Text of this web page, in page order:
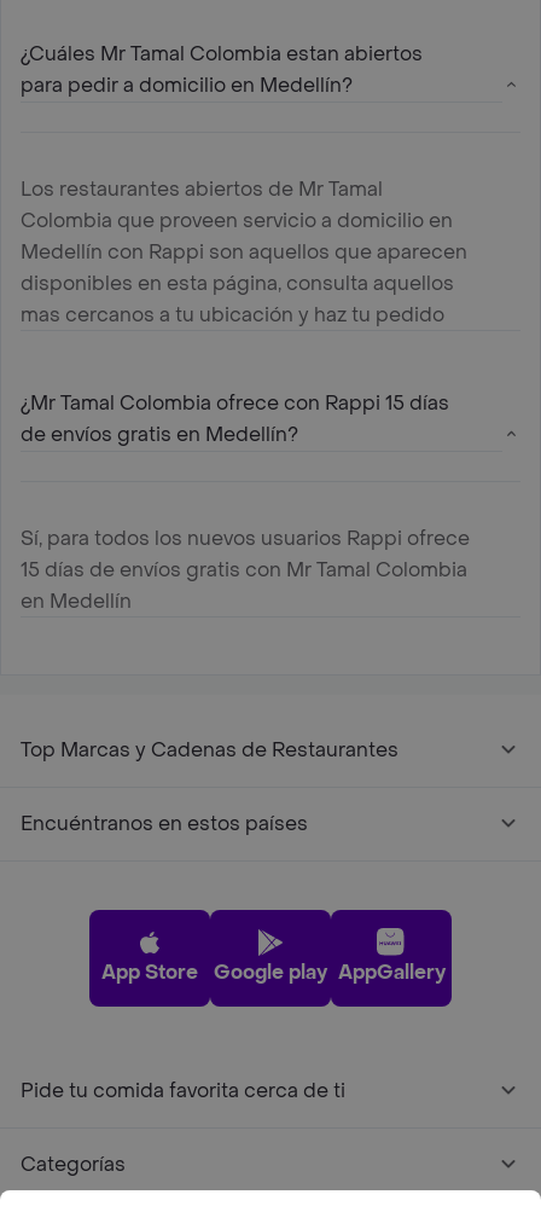
¿Cuáles Mr Tamal Colombia estan abiertos
para pedir a domicilio en Medellín?
Los restaurantes abiertos de Mr Tamal
Colombia que proveen servicio a domicilio en
Medellín con Rappi son aquellos que aparecen
disponibles en esta página, consulta aquellos
mas cercanos a tu ubicación y haz tu pedido
¿Mr Tamal Colombia ofrece con Rappi 15 días
de envíos gratis en Medellín?
Sí, para todos los nuevos usuarios Rappi ofrece
15 días de envíos gratis con Mr Tamal Colombia
en Medellín
Top Marcas y Cadenas de Restaurantes
Encuéntranos en estos países
App Store Google play AppGallery
Pide tu comida favorita cerca de ti
Categorías